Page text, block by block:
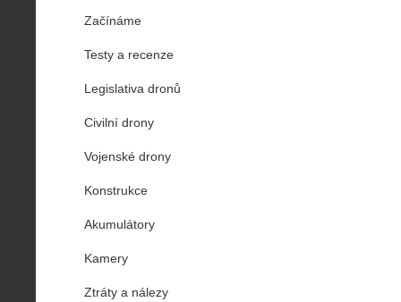
Začínáme
Testy a recenze
Legislativa dronů
Civilní drony
Vojenské drony
Konstrukce
Akumulátory
Kamery
Ztráty a nálezy